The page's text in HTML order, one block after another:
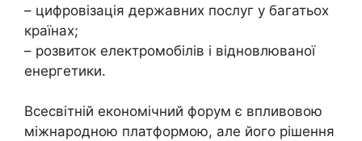
– цифровізація державних послуг у багатьох
країнах;
– розвиток електромобілів і відновлюваної
енергетики.
Всесвітній економічний форум є впливовою
міжнародною платформою, але його рішення